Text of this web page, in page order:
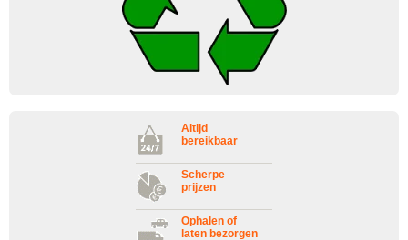
Altijd
bereikbaar
Scherpe
prijzen
Ophalen of
laten bezorgen